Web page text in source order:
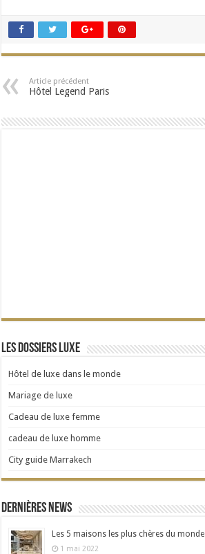
Article précédent
Hôtel Legend Paris
Les dossiers Luxe
Hôtel de luxe dans le monde
Mariage de luxe
Cadeau de luxe femme
cadeau de luxe homme
City guide Marrakech
Dernières news
Les 5 maisons les plus chères du monde
1 mai 2022